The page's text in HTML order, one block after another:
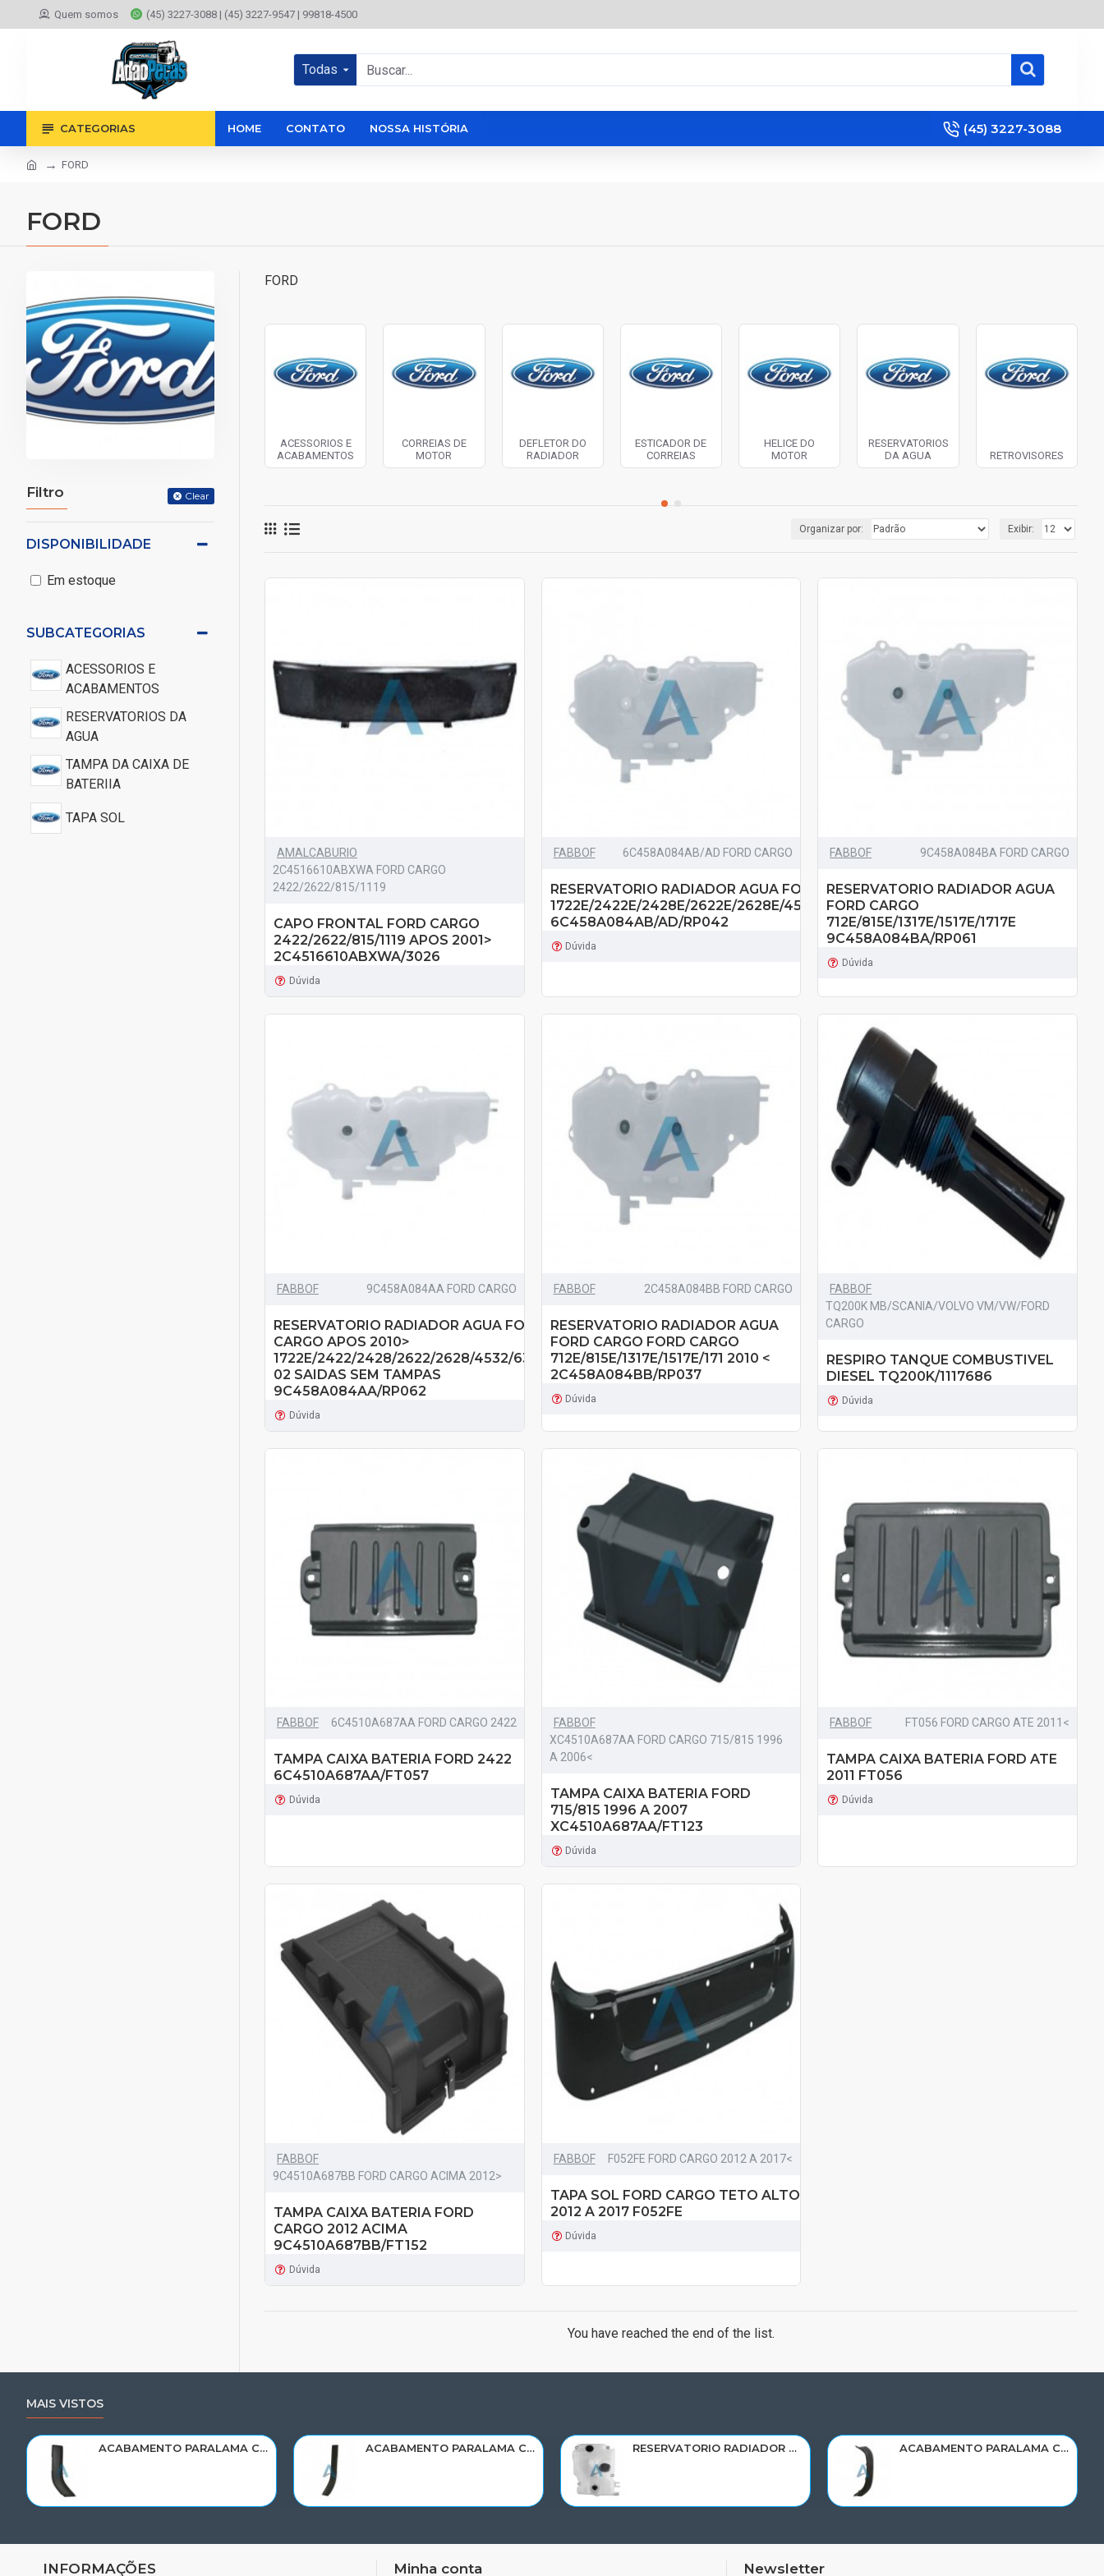
Quem somos (45) 3227-3088 | (45) 3227-9547 | 99818-4500
Todas
CATEGORIAS HOME CONTATO NOSSA HISTÓRIA (45) 3227-3088
FORD
FORD
Filtro Clear
SUBCATEGORIAS
ACESSORIOS E
ACABAMENTOS
RESERVATORIOS DA
AGUA
TAMPA DA CAIXA DE
BATERIIA
TAPA SOL
DISPONIBILIDADE
Em estoque
FORD
ACESSORIOS E
ACABAMENTOS
CORREIAS DE
MOTOR
DEFLETOR DO
RADIADOR
ESTICADOR DE
CORREIAS
HELICE DO
MOTOR
RESERVATORIOS
DA AGUA
RETROVISORES
Organizar por: Exibir:
AMALCABURIO
2C4516610ABXWA FORD CARGO
2422/2622/815/1119
CAPO FRONTAL FORD CARGO
2422/2622/815/1119 APOS 2001>
2C4516610ABXWA/3026
Dúvida
FABBOF 6C458A084AB/AD FORD CARGO
RESERVATORIO RADIADOR AGUA FORD CARGO
1722E/2422E/2428E/2622E/2628E/4532E/6332A
6C458A084AB/AD/RP042
Dúvida
FABBOF 9C458A084BA FORD CARGO
RESERVATORIO RADIADOR AGUA
FORD CARGO
712E/815E/1317E/1517E/1717E
9C458A084BA/RP061
Dúvida
FABBOF 9C458A084AA FORD CARGO
RESERVATORIO RADIADOR AGUA FORD
CARGO APOS 2010>
1722E/2422/2428/2622/2628/4532/6332
02 SAIDAS SEM TAMPAS
9C458A084AA/RP062
Dúvida
FABBOF 2C458A084BB FORD CARGO
RESERVATORIO RADIADOR AGUA
FORD CARGO FORD CARGO
712E/815E/1317E/1517E/171 2010 <
2C458A084BB/RP037
Dúvida
FABBOF
TQ200K MB/SCANIA/VOLVO VM/VW/FORD
CARGO
RESPIRO TANQUE COMBUSTIVEL
DIESEL TQ200K/1117686
Dúvida
FABBOF 6C4510A687AA FORD CARGO 2422
TAMPA CAIXA BATERIA FORD 2422
6C4510A687AA/FT057
Dúvida
FABBOF
XC4510A687AA FORD CARGO 715/815 1996
A 2006<
TAMPA CAIXA BATERIA FORD
715/815 1996 A 2007
XC4510A687AA/FT123
Dúvida
FABBOF FT056 FORD CARGO ATE 2011<
TAMPA CAIXA BATERIA FORD ATE
2011 FT056
Dúvida
FABBOF
9C4510A687BB FORD CARGO ACIMA 2012>
TAMPA CAIXA BATERIA FORD
CARGO 2012 ACIMA
9C4510A687BB/FT152
Dúvida
FABBOF F052FE FORD CARGO 2012 A 2017<
TAPA SOL FORD CARGO TETO ALTO
2012 A 2017 F052FE
Dúvida
You have reached the end of the list.
MAIS VISTOS
ACABAMENTO PARALAMA CABINE SCANIA NTG P/G/R/S LE PARTE TRAS 2297995 ACABAMENTO PARALAMA CABINE SCANIA NTG P/G/R/S LD PARTE TRAS 2297996 RESERVATORIO RADIADOR AGUA SCANIA 124 NTG P/G/R/S/XT 2019> 2545033/RP082 ACABAMENTO PARALAMA CABINE SCANIA NTG P/G/R/S LD PARTE DIANT 2298022
INFORMAÇÕES Minha conta Newsletter